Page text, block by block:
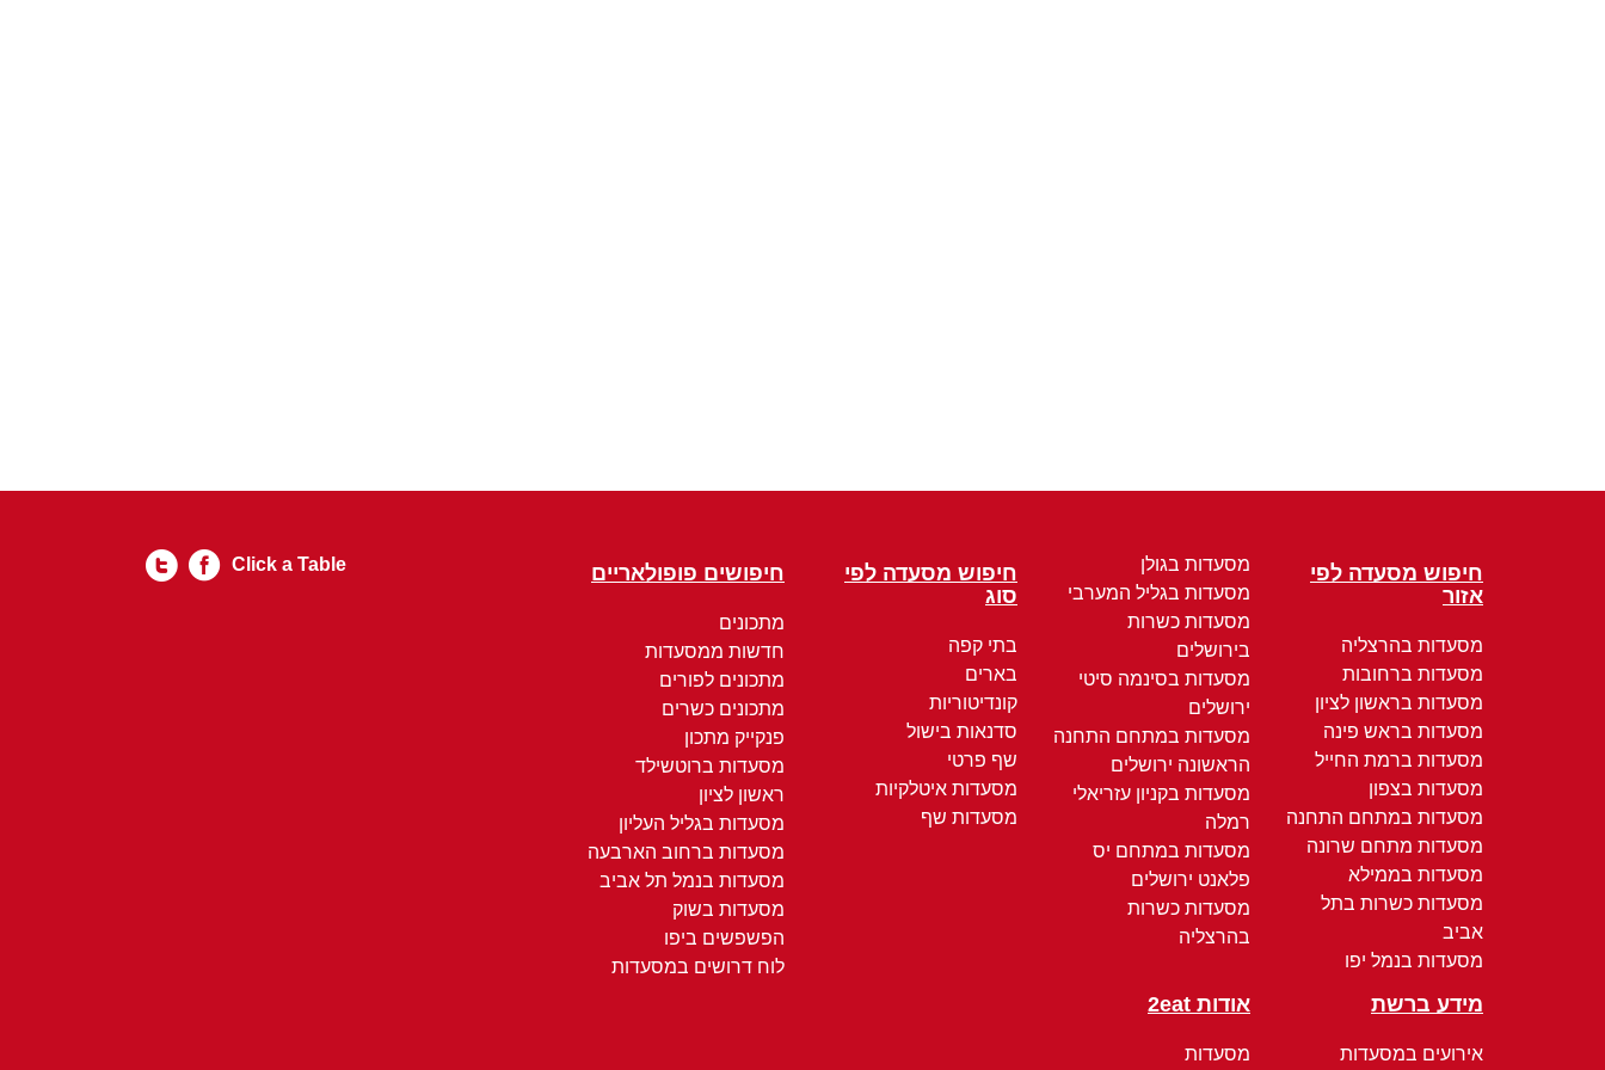
חיפוש מסעדה לפי
אזור
מסעדות בהרצליה
מסעדות ברחובות
מסעדות בראשון לציון
מסעדות בראש פינה
מסעדות ברמת החייל
מסעדות בצפון
מסעדות במתחם התחנה
מסעדות מתחם שרונה
מסעדות בממילא
מסעדות כשרות בתל
אביב
מסעדות בנמל יפו
מסעדות בגולן
מסעדות בגליל המערבי
מסעדות כשרות
בירושלים
מסעדות בסינמה סיטי
ירושלים
מסעדות במתחם התחנה
הראשונה ירושלים
מסעדות בקניון עזריאלי
רמלה
מסעדות במתחם יס
פלאנט ירושלים
מסעדות כשרות
בהרצליה
חיפוש מסעדה לפי
סוג
בתי קפה
בארים
קונדיטוריות
סדנאות בישול
שף פרטי
מסעדות איטלקיות
מסעדות שף
חיפושים פופולאריים
מתכונים
חדשות ממסעדות
מתכונים לפורים
מתכונים כשרים
פנקייק מתכון
מסעדות ברוטשילד
ראשון לציון
מסעדות בגליל העליון
מסעדות ברחוב הארבעה
מסעדות בנמל תל אביב
מסעדות בשוק
הפשפשים ביפו
לוח דרושים במסעדות
מידע ברשת
אירועים במסעדות
אודות 2eat
מסעדות
Click a Table